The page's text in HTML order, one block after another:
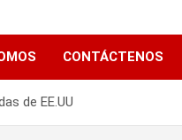
CONTÁCTENOS
de EE.UU